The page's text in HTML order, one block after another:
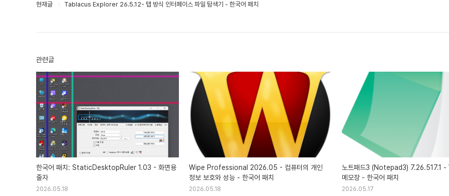
현재글 Tablacus Explorer 26.5.12- 탭 방식 인터페이스 파일 탐색기 - 한국어 패치
관련글
한국어 패치: StaticDesktopRuler 1.03 - 화면용
줄자
2026.05.18
Wipe Professional 2026.05 - 컴퓨터의 개인
정보 보호와 성능 - 한국어 패치
2026.05.18
노트패드3 (Notepad3) 7.26.517.1
메모장 - 한국어 패치
2026.05.17